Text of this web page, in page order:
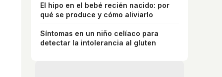
El hipo en el bebé recién nacido: por
qué se produce y cómo aliviarlo
Síntomas en un niño celíaco para
detectar la intolerancia al gluten